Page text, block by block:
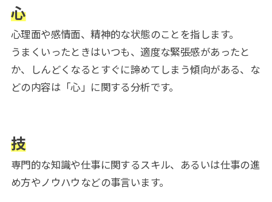
心
心理面や感情面、精神的な状態のことを指します。
うまくいったときはいつも、適度な緊張感があったと
か、しんどくなるとすぐに諦めてしまう傾向がある、な
どの内容は「心」に関する分析です。
技
専門的な知識や仕事に関するスキル、あるいは仕事の進
め方やノウハウなどの事言います。